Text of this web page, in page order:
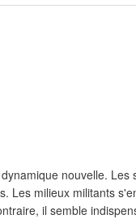
nouvelle. Les
Les milieux militants
il semble